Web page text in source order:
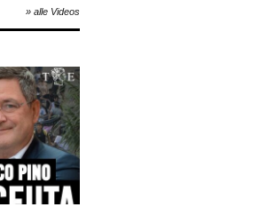
» alle Videos